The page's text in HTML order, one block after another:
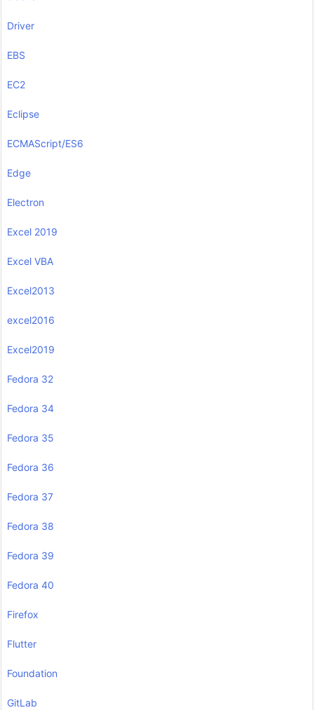
Driver
EBS
EC2
Eclipse
ECMAScript/ES6
Edge
Electron
Excel 2019
Excel VBA
Excel2013
excel2016
Excel2019
Fedora 32
Fedora 34
Fedora 35
Fedora 36
Fedora 37
Fedora 38
Fedora 39
Fedora 40
Firefox
Flutter
Foundation
GitLab